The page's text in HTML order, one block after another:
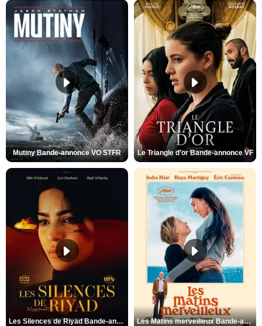
Mutiny Bande-annonce VO STFR Le Triangle d'or Bande-annonce VF
Les Silences de Riyad Bande-annonce VO STFR Les Matins merveilleux Bande-annonce VF